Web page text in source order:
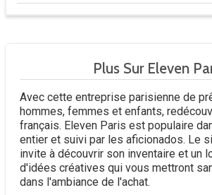
Plus Sur Eleven
Avec cette entreprise parisienne de
hommes, femmes et enfants,
français. Eleven Paris est populaire
entier et suivi par les aficionados. Le
invite à découvrir son inventaire et un
d'idées créatives qui vous mettront
dans l'ambiance de l'achat.